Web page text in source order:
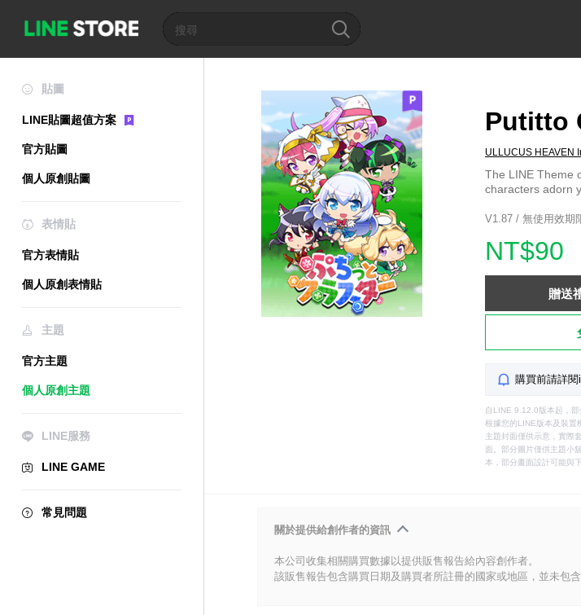
貼圖
LINE貼圖超值方案
官方貼圖
個人原創貼圖
表情貼
官方表情貼
個人原創表情貼
主題
官方主題
個人原創主題
LINE服務
LINE GAME
常見問題
Putitto
ULLUCUS HEAVEN
The LINE Theme
characters adorn
V1.87 / 無使用效期
NT$90
贈送
購買前請詳
自LINE 9.12.0版本起，
根據您的LINE版本及裝置
主題封面僅供示意，實際
面。部分圖片僅供主題小
本，部分畫面設計可能與
關於提供給創作者的資訊
本公司收集相關購買數據以提供販售報告給內容創作者。
該販售報告包含購買日期及購買者所註冊的國家或地區，並未包